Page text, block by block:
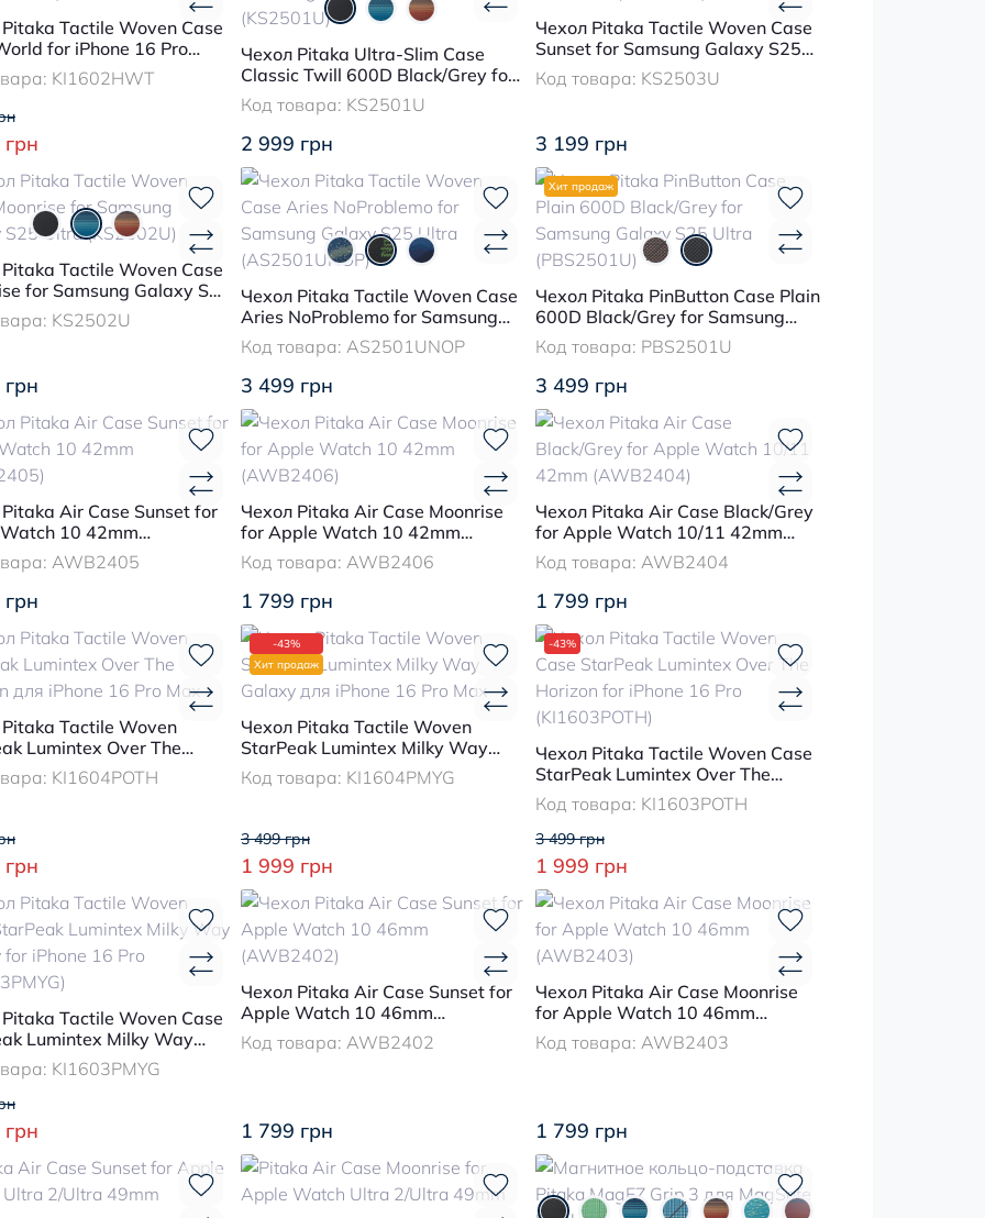
Tactile Woven Case
for iPhone 16 Pro
KI1602HWT
Чехол Pitaka Ultra-Slim Case
Classic Twill 600D Black/Grey for
Samsung Galaxy S25 Ultra
(KS2501U)
Код товара: KS2501U
2 999 грн
Чехол Pitaka Tactile Woven Case
Sunset for Samsung Galaxy S25
Ultra (KS2503U)
Код товара: KS2503U
3 199 грн
Tactile Woven Case
for Samsung Galaxy S25
KS2502U
Чехол Pitaka Tactile Woven Case
Aries NoProblemo for Samsung
Galaxy S25 Ultra (AS2501UNOP)
Код товара: AS2501UNOP
3 499 грн
Хит продаж
Чехол Pitaka PinButton Case Plain
600D Black/Grey for Samsung
Galaxy S25 Ultra (PBS2501U)
Код товара: PBS2501U
3 499 грн
Air Case Sunset for
10 42mm
AWB2405
Чехол Pitaka Air Case Moonrise
for Apple Watch 10 42mm
(AWB2406)
Код товара: AWB2406
1 799 грн
Чехол Pitaka Air Case Black/Grey
for Apple Watch 10/11 42mm
(AWB2404)
Код товара: AWB2404
1 799 грн
Tactile Woven
Lumintex Over The
для iPhone 16 Pro Max
KI1604POTH
-43%
Хит продаж
Чехол Pitaka Tactile Woven
StarPeak Lumintex Milky Way
Galaxy для iPhone 16 Pro Max
Код товара: KI1604PMYG
3 499 грн
1 999 грн
-43%
Чехол Pitaka Tactile Woven Case
StarPeak Lumintex Over The
Horizon for iPhone 16 Pro
(KI1603POTH)
Код товара: KI1603POTH
3 499 грн
1 999 грн
Tactile Woven Case
Lumintex Milky Way
for iPhone 16 Pro
KI1603PMYG
Чехол Pitaka Air Case Sunset for
Apple Watch 10 46mm
(AWB2402)
Код товара: AWB2402
1 799 грн
Чехол Pitaka Air Case Moonrise
for Apple Watch 10 46mm
(AWB2403)
Код товара: AWB2403
1 799 грн